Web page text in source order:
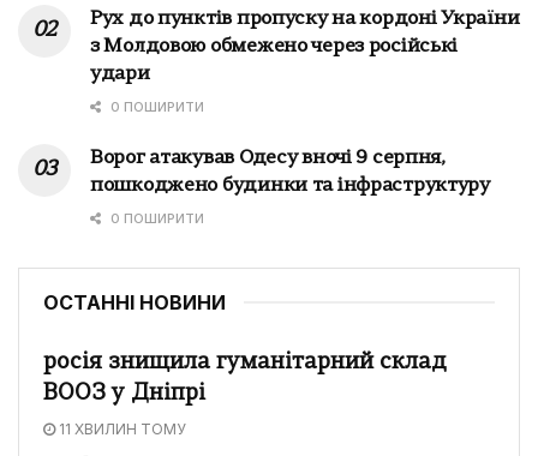
Рух до пунктів пропуску на кордоні України
з Молдовою обмежено через російські
удари
0 ПОШИРИТИ
Ворог атакував Одесу вночі 9 серпня,
пошкоджено будинки та інфраструктуру
0 ПОШИРИТИ
ОСТАННІ НОВИНИ
росія знищила гуманітарний склад
ВООЗ у Дніпрі
11 ХВИЛИН ТОМУ